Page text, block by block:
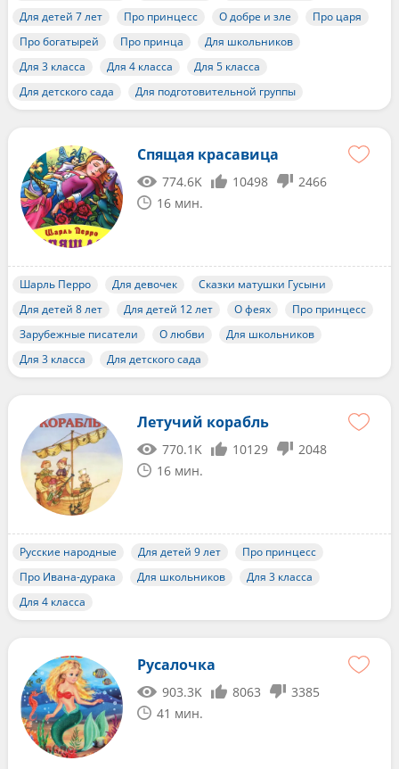
Для детей 7 лет
Про принцесс О добре и зле
Про царя
Про богатырей
Про принца
Для школьников
Для 3 класса
Для 4 класса
Для 5 класса
Для детского сада
Для подготовительной группы
Спящая красавица
774.6K 10498
2466
16 мин.
Шарль Перро Для девочек
Сказки матушки Гусыни
Для детей 8 лет
Для детей 12 лет О феях
Про принцесс
Зарубежные писатели
О любви
Для школьников
Для 3 класса
Для детского сада
Летучий корабль
770.1K 10129
2048
16 мин.
Русские народные Для детей 9 лет
Про принцесс
Про Ивана-дурака
Для школьников
Для 3 класса
Для 4 класса
Русалочка
903.3K 8063
3385
41 мин.